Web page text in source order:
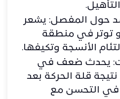
حول المفصل: يشعر
توتر في منطقة
الأنسجة وتكيفها.
يحدث ضعف في
قلة الحركة بعد
في التحسن مع